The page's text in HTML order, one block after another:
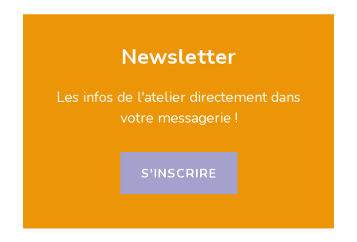
Newsletter
Les infos de l'atelier directement dans
votre messagerie !
S'INSCRIRE